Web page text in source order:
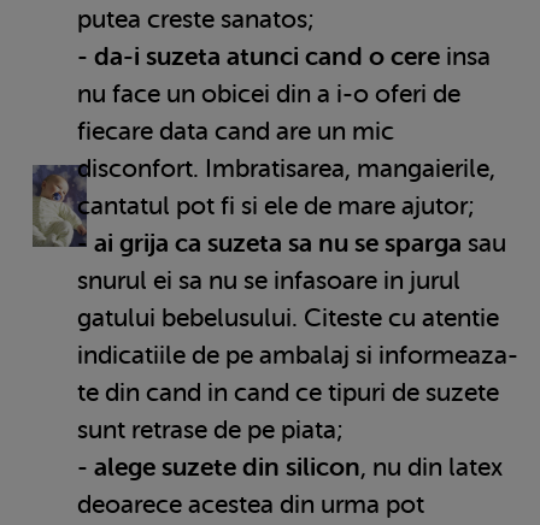
putea creste sanatos;
- da-i suzeta atunci cand o cere insa
nu face un obicei din a i-o oferi de
fiecare data cand are un mic
disconfort. Imbratisarea, mangaierile,
cantatul pot fi si ele de mare ajutor;
- ai grija ca suzeta sa nu se sparga sau
snurul ei sa nu se infasoare in jurul
gatului bebelusului. Citeste cu atentie
indicatiile de pe ambalaj si informeaza-
te din cand in cand ce tipuri de suzete
sunt retrase de pe piata;
- alege suzete din silicon, nu din latex
deoarece acestea din urma pot